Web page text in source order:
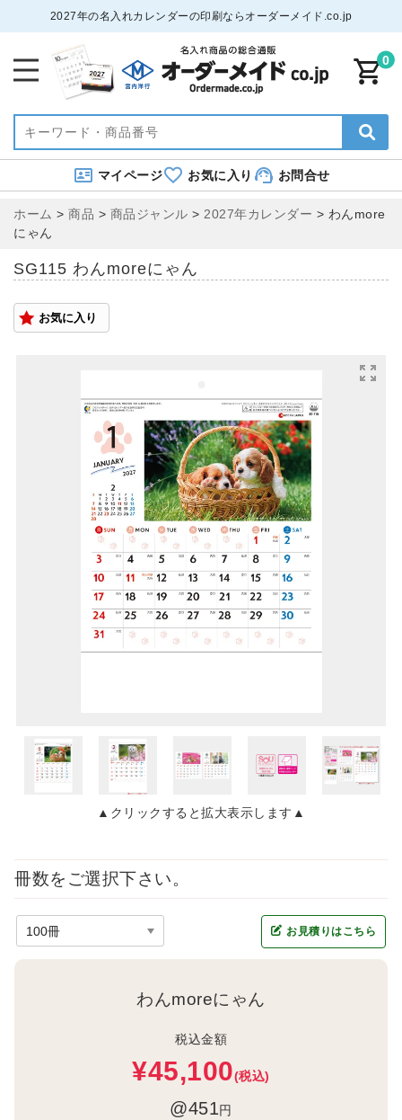
2027年の名入れカレンダーの印刷ならオーダーメイド.co.jp
0
マイページ お気に入り お問合せ
ホーム > 商品 > 商品ジャンル > 2027年カレンダー > わんmore
にゃん
SG115 わんmoreにゃん
お気に入り
▲クリックすると拡大表示します▲
冊数をご選択下さい。
お見積りはこちら
わんmoreにゃん
税込金額
¥45,100(税込)
@451円